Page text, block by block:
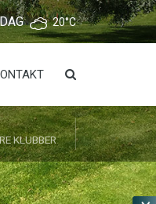
20°C
KLUBBER